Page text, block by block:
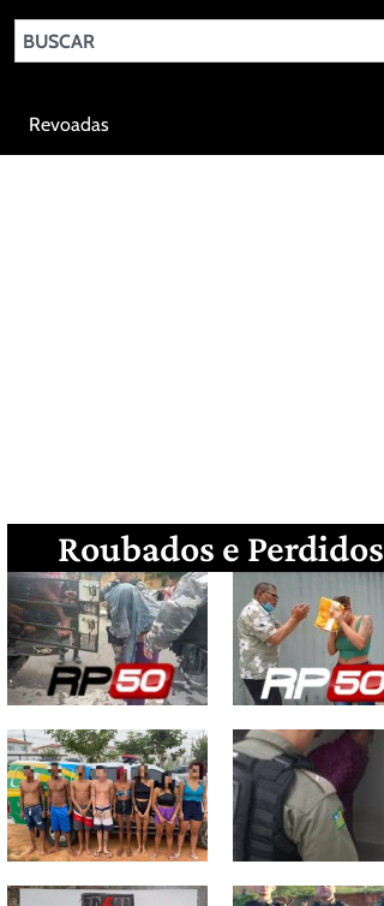
Revoadas
Roubados e Perdidos